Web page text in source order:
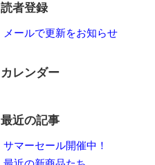
読者登録
メールで更新をお知らせ
カレンダー
最近の記事
サマーセール開催中！